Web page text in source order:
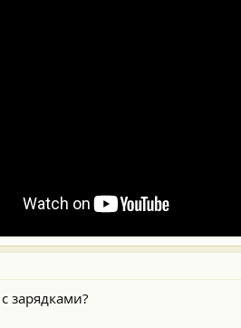
зарядками?